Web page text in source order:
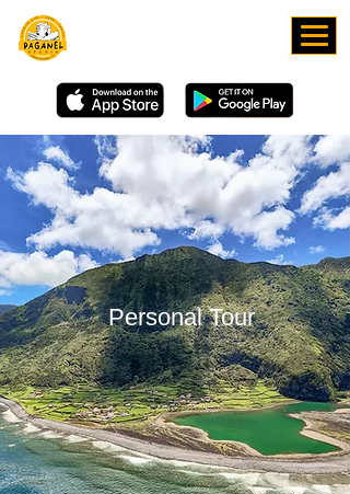
Personal Tour